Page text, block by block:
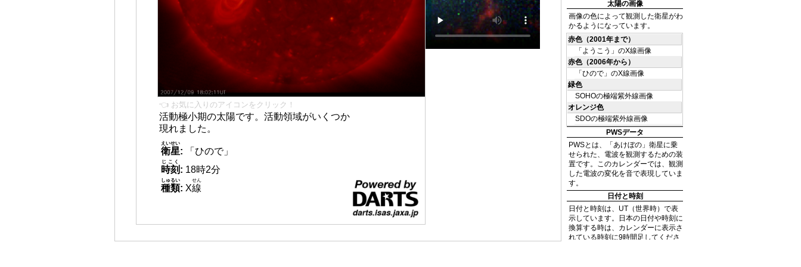
👈 お気に入りのアイコンをクリック！
活動極小期の太陽です。活動領域がいくつか
現れました。
衛星
えいせい
:
「ひので」
時刻
じこく
: 18時2分
種類
しゅるい
: X線
せん